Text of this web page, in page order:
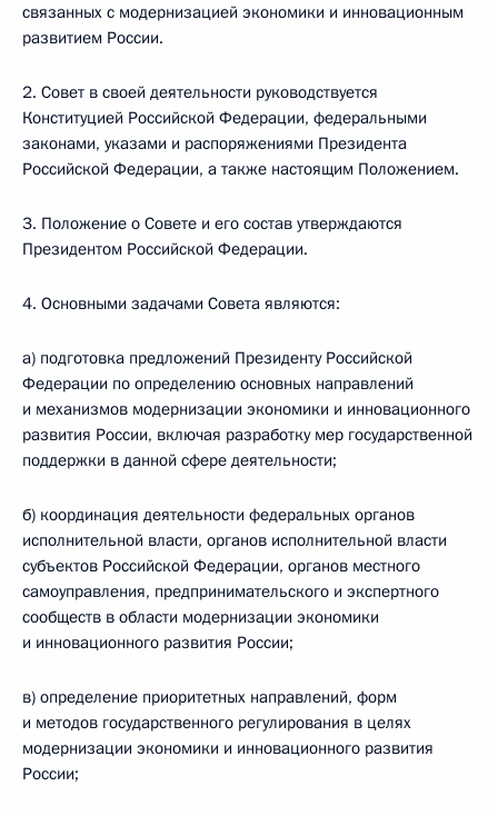
связанных с модернизацией экономики и инновационным
развитием России.
2. Совет в своей деятельности руководствуется
Конституцией Российской Федерации, федеральными
законами, указами и распоряжениями Президента
Российской Федерации, а также настоящим Положением.
3. Положение о Совете и его состав утверждаются
Президентом Российской Федерации.
4. Основными задачами Совета являются:
а) подготовка предложений Президенту Российской
Федерации по определению основных направлений
и механизмов модернизации экономики и инновационного
развития России, включая разработку мер государственной
поддержки в данной сфере деятельности;
б) координация деятельности федеральных органов
исполнительной власти, органов исполнительной власти
субъектов Российской Федерации, органов местного
самоуправления, предпринимательского и экспертного
сообществ в области модернизации экономики
и инновационного развития России;
в) определение приоритетных направлений, форм
и методов государственного регулирования в целях
модернизации экономики и инновационного развития
России;